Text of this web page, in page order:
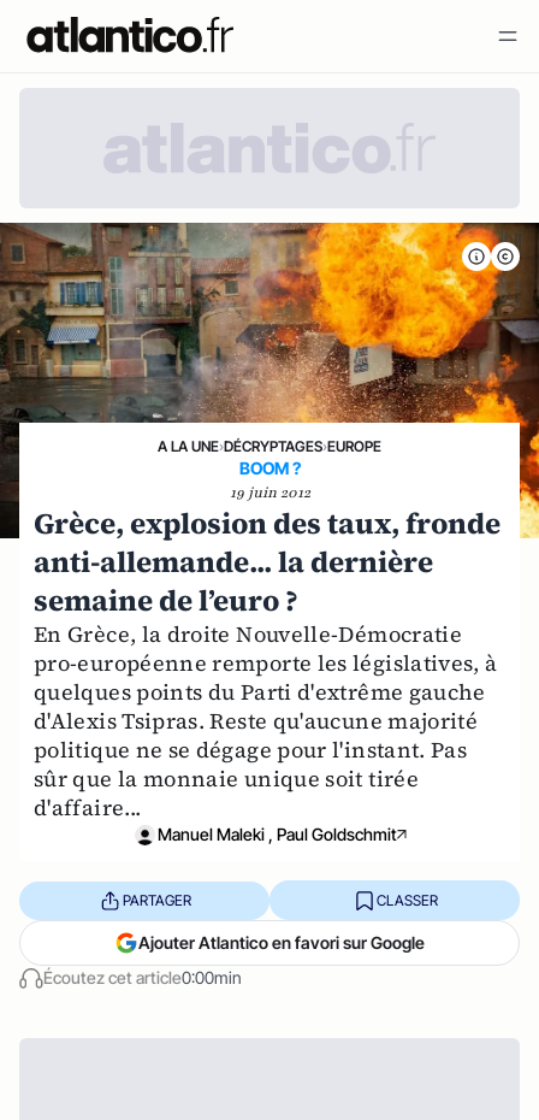
A LA UNE›DÉCRYPTAGES›EUROPE
BOOM ?
19 juin 2012
Grèce, explosion des taux, fronde
anti-allemande... la dernière
semaine de l’euro ?
En Grèce, la droite Nouvelle-Démocratie
pro-européenne remporte les législatives, à
quelques points du Parti d'extrême gauche
d'Alexis Tsipras. Reste qu'aucune majorité
politique ne se dégage pour l'instant. Pas
sûr que la monnaie unique soit tirée
d'affaire...
Manuel Maleki , Paul Goldschmit
Écoutez cet article0:00min
PARTAGER CLASSER
Ajouter Atlantico en favori sur Google